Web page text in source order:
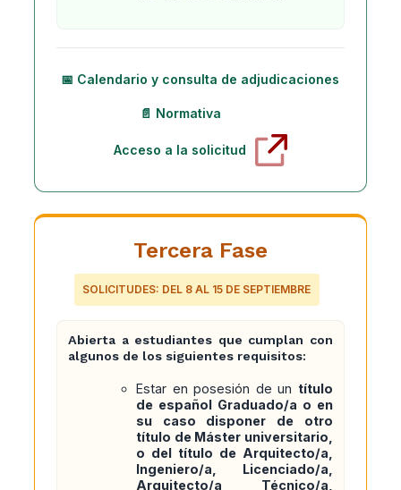
📅 Calendario y consulta de adjudicaciones
📄 Normativa
Acceso a la solicitud
Tercera Fase
SOLICITUDES: DEL 8 AL 15 DE SEPTIEMBRE
Abierta a estudiantes que cumplan con
algunos de los siguientes requisitos:
Estar en posesión de un título
de español Graduado/a o en
su caso disponer de otro
título de Máster universitario,
o del título de Arquitecto/a,
Ingeniero/a, Licenciado/a,
Arquitecto/a Técnico/a,